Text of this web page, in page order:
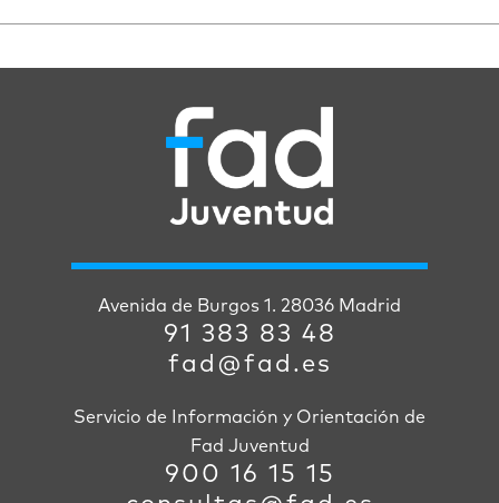
Avenida de Burgos 1. 28036 Madrid
91 383 83 48
fad@fad.es
Servicio de Información y Orientación de
Fad Juventud
900 16 15 15